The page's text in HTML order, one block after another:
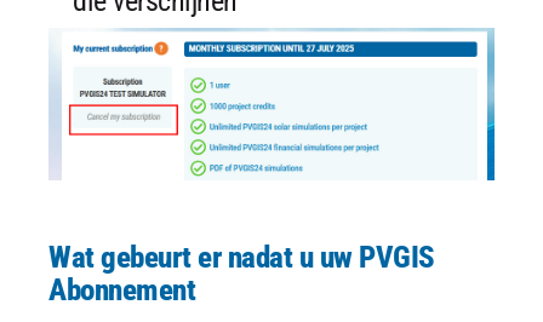
Wat gebeurt er nadat u uw PVGIS
Abonnement